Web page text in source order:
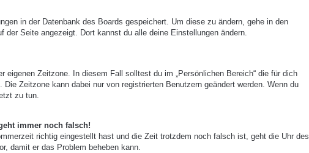
in der Datenbank des Boards gespeichert. Um diese zu ändern, gehe in den
der Seite angezeigt. Dort kannst du alle deine Einstellungen ändern.
eigenen Zeitzone. In diesem Fall solltest du im „Persönlichen Bereich“ die für dich
Zeitzone kann dabei nur von registrierten Benutzern geändert werden. Wenn du
zu tun.
immer noch falsch!
richtig eingestellt hast und die Zeit trotzdem noch falsch ist, geht die Uhr des
damit er das Problem beheben kann.